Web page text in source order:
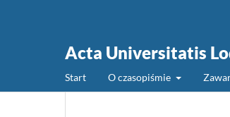
Acta Universitatis
Start O czasopiśmie